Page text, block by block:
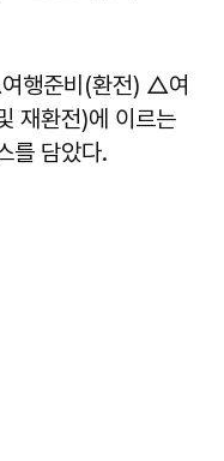
행준비(환전) △여
재환전)에 이르는
를 담았다.